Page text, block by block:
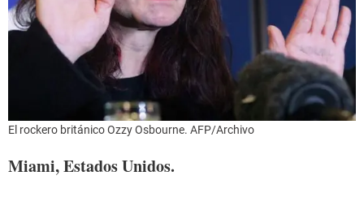
El rockero británico Ozzy Osbourne. AFP/Archivo
Miami, Estados Unidos.